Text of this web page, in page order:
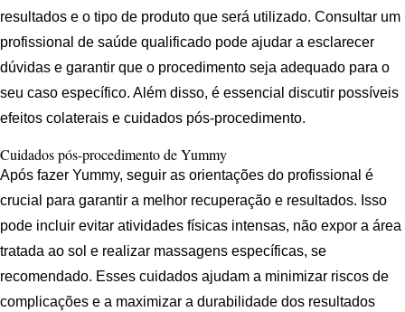
resultados e o tipo de produto que será utilizado. Consultar um
profissional de saúde qualificado pode ajudar a esclarecer
dúvidas e garantir que o procedimento seja adequado para o
seu caso específico. Além disso, é essencial discutir possíveis
efeitos colaterais e cuidados pós-procedimento.
Cuidados pós-procedimento de Yummy
Após fazer Yummy, seguir as orientações do profissional é
crucial para garantir a melhor recuperação e resultados. Isso
pode incluir evitar atividades físicas intensas, não expor a área
tratada ao sol e realizar massagens específicas, se
recomendado. Esses cuidados ajudam a minimizar riscos de
complicações e a maximizar a durabilidade dos resultados